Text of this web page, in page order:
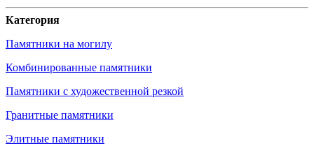
Категория
Памятники на могилу
Комбинированные памятники
Памятники с художественной резкой
Гранитные памятники
Элитные памятники